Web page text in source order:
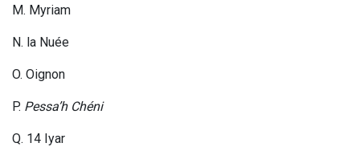
M. Myriam
N. la Nuée
O. Oignon
P. Pessa’h Chéni
Q. 14 Iyar